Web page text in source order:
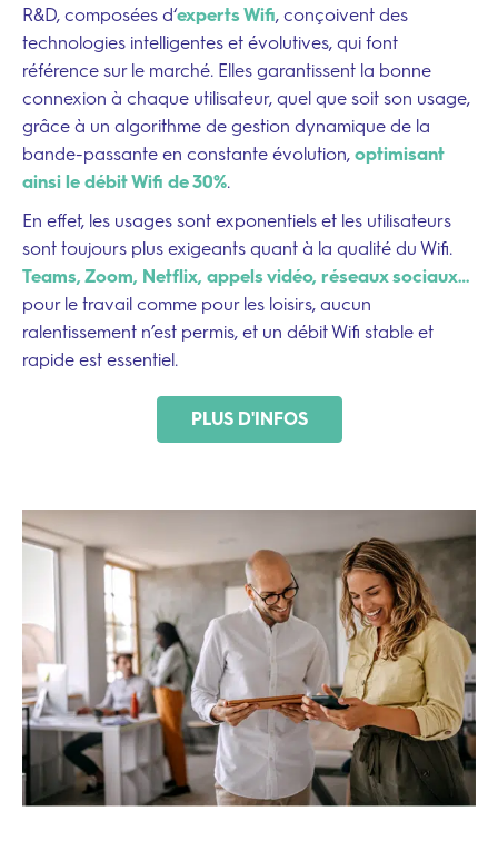
R&D, composées d‘experts Wifi, conçoivent des
technologies intelligentes et évolutives, qui font
référence sur le marché. Elles garantissent la bonne
connexion à chaque utilisateur, quel que soit son usage,
grâce à un algorithme de gestion dynamique de la
bande-passante en constante évolution, optimisant
ainsi le débit Wifi de 30%.
En effet, les usages sont exponentiels et les utilisateurs
sont toujours plus exigeants quant à la qualité du Wifi.
Teams, Zoom, Netflix, appels vidéo, réseaux sociaux…
pour le travail comme pour les loisirs, aucun
ralentissement n’est permis, et un débit Wifi stable et
rapide est essentiel.
PLUS D'INFOS